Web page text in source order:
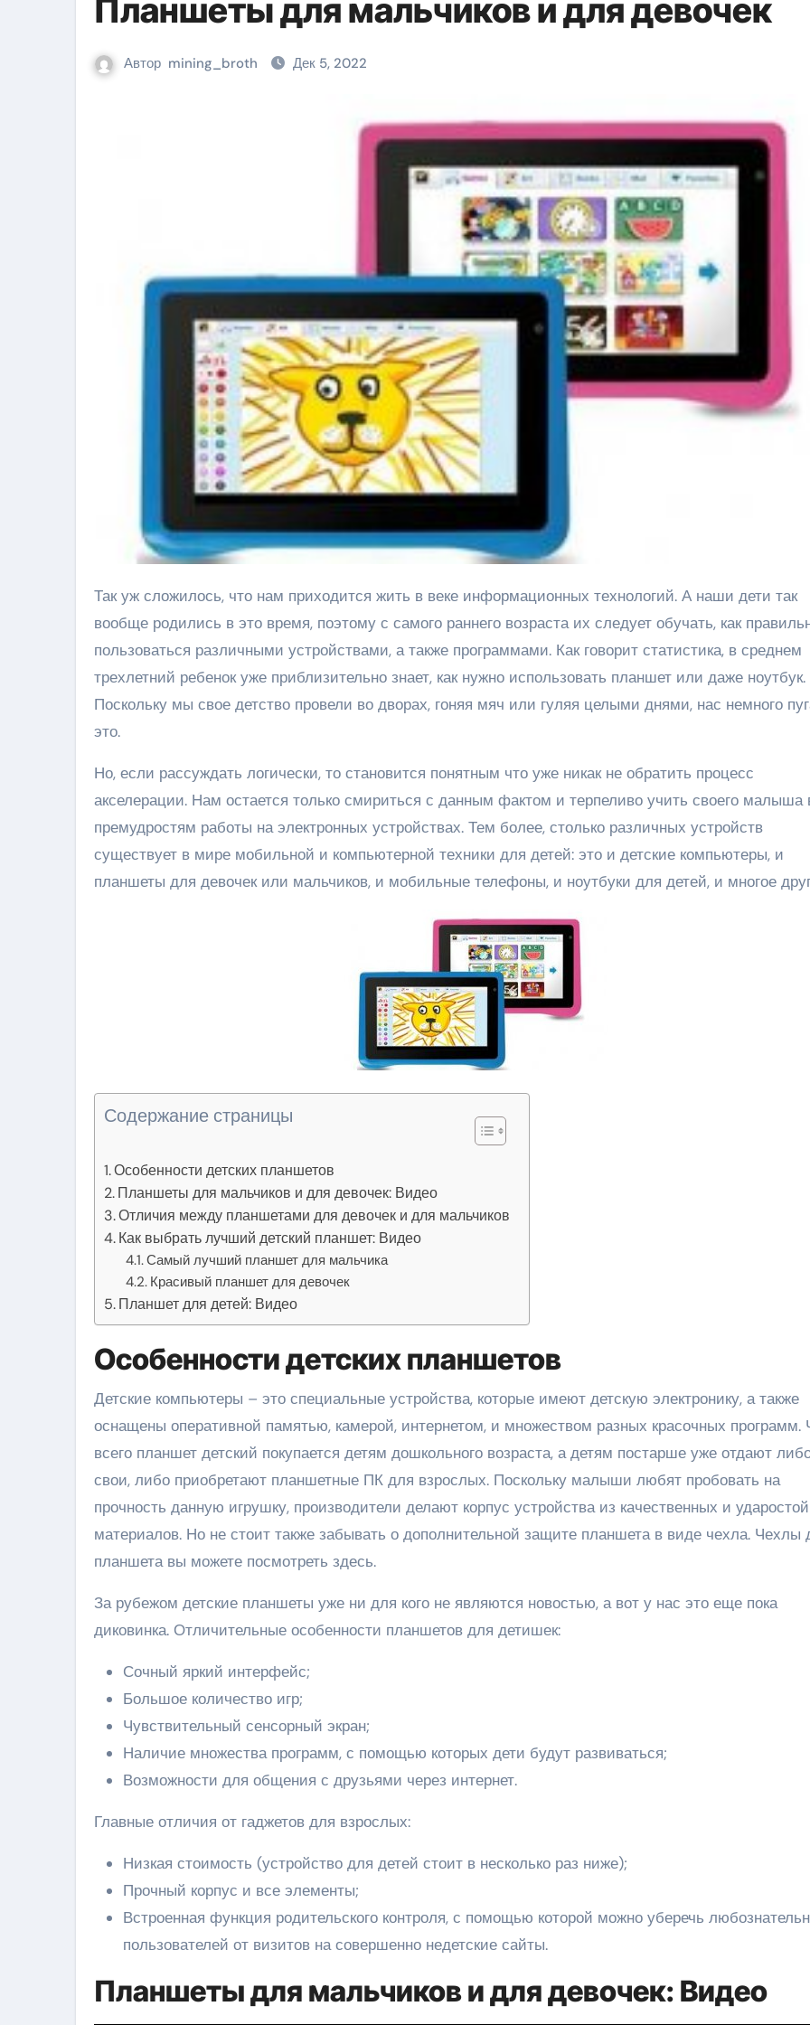
Планшеты для мальчиков и для девочек
Автор mining_broth Дек 5, 2022
Так уж сложилось, что нам приходится жить в веке информационных технологий. А наши дети так
вообще родились в это время, поэтому с самого раннего возраста их следует обучать, как
пользоваться различными устройствами, а также программами. Как говорит статистика, в среднем
трехлетний ребенок уже приблизительно знает, как нужно использовать планшет или даже ноутбук.
Поскольку мы свое детство провели во дворах, гоняя мяч или гуляя целыми днями, нас немного
это.
Но, если рассуждать логически, то становится понятным что уже никак не обратить процесс
акселерации. Нам остается только смириться с данным фактом и терпеливо учить своего малыша
премудростям работы на электронных устройствах. Тем более, столько различных устройств
существует в мире мобильной и компьютерной техники для детей: это и детские компьютеры, и
планшеты для девочек или мальчиков, и мобильные телефоны, и ноутбуки для детей, и многое
Содержание страницы
Особенности детских планшетов
Планшеты для мальчиков и для девочек: Видео
Отличия между планшетами для девочек и для мальчиков
Как выбрать лучший детский планшет: Видео
Самый лучший планшет для мальчика
Красивый планшет для девочек
Планшет для детей: Видео
Особенности детских планшетов
Детские компьютеры – это специальные устройства, которые имеют детскую электронику, а также
оснащены оперативной памятью, камерой, интернетом, и множеством разных красочных
всего планшет детский покупается детям дошкольного возраста, а детям постарше уже отдают
свои, либо приобретают планшетные ПК для взрослых. Поскольку малыши любят пробовать на
прочность данную игрушку, производители делают корпус устройства из качественных и
материалов. Но не стоит также забывать о дополнительной защите планшета в виде чехла. Чехлы
планшета вы можете посмотреть здесь.
За рубежом детские планшеты уже ни для кого не являются новостью, а вот у нас это еще пока
диковинка. Отличительные особенности планшетов для детишек:
Сочный яркий интерфейс;
Большое количество игр;
Чувствительный сенсорный экран;
Наличие множества программ, с помощью которых дети будут развиваться;
Возможности для общения с друзьями через интернет.
Главные отличия от гаджетов для взрослых:
Низкая стоимость (устройство для детей стоит в несколько раз ниже);
Прочный корпус и все элементы;
Встроенная функция родительского контроля, с помощью которой можно уберечь
пользователей от визитов на совершенно недетские сайты.
Планшеты для мальчиков и для девочек: Видео